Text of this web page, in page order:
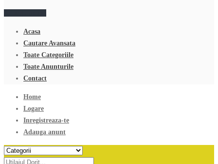
Acasa
Cautare Avansata
Toate Categoriile
Toate Anunturile
Contact
Home
Logare
Inregistreaza-te
Adauga anunt